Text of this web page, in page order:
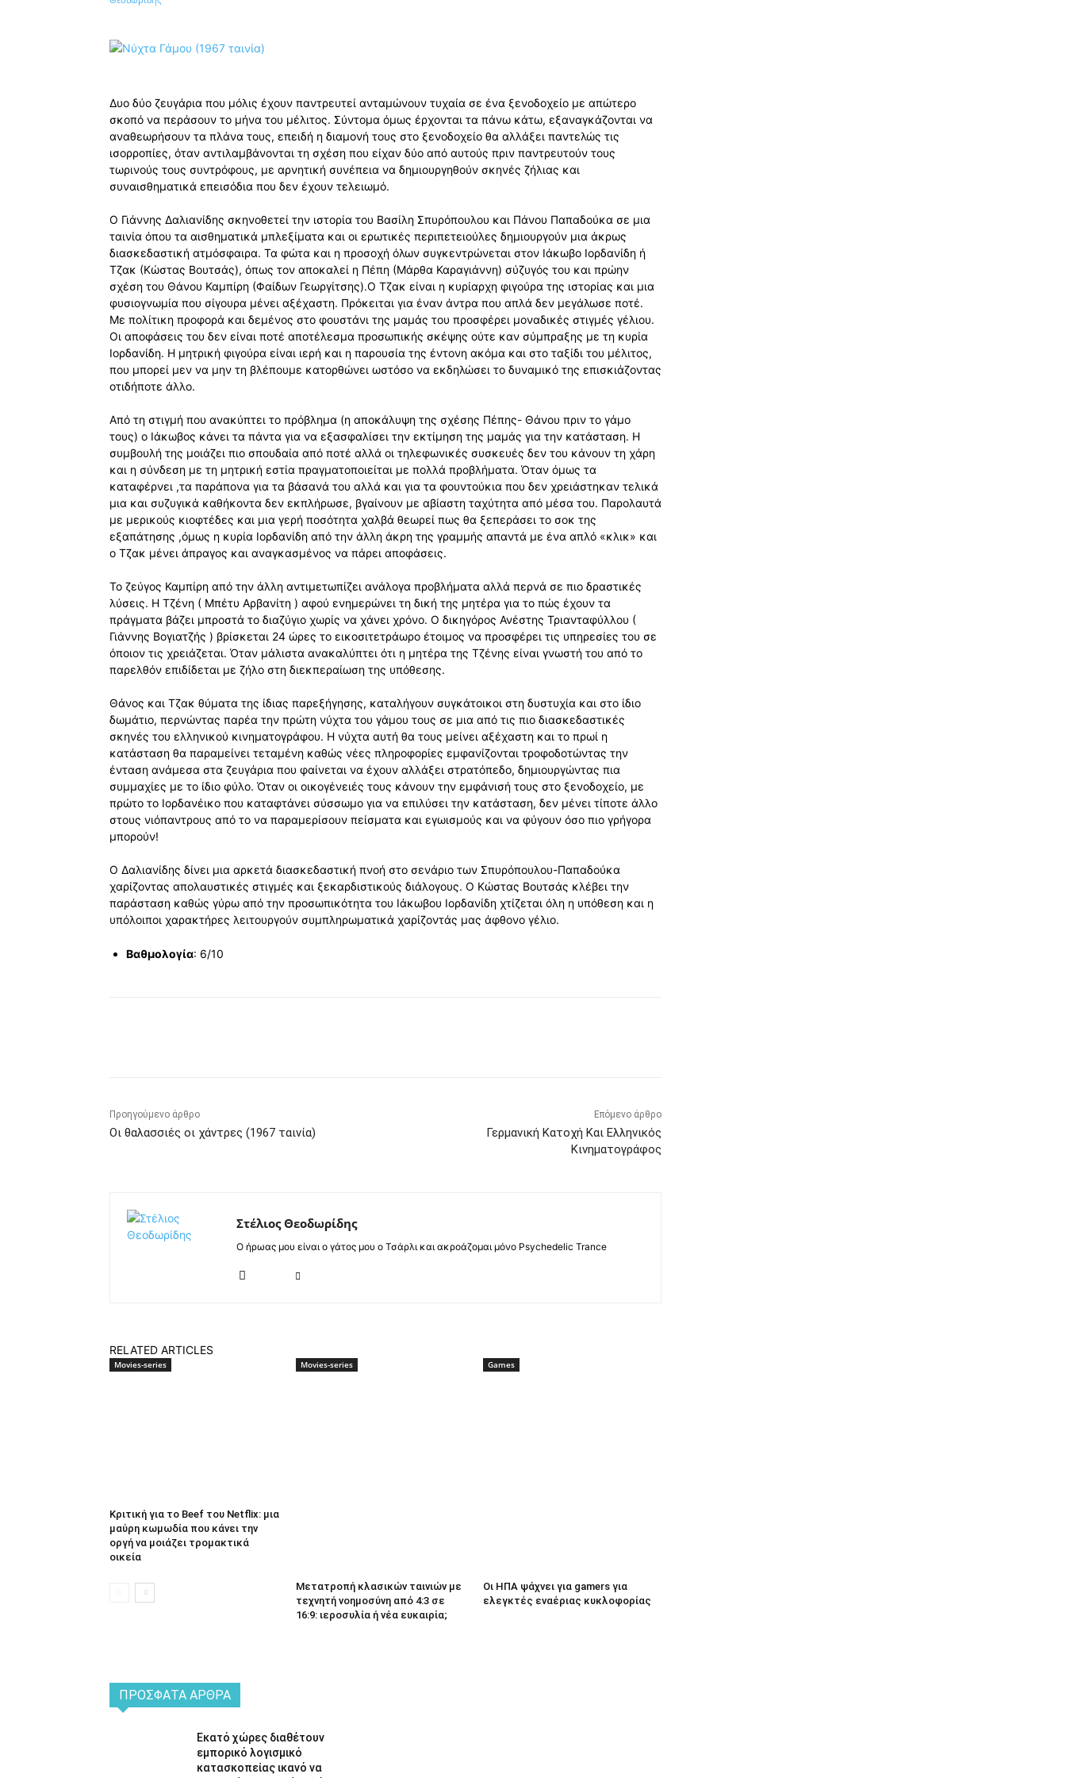
Δυο δύο ζευγάρια που μόλις έχουν παντρευτεί ανταμώνουν τυχαία σε ένα ξενοδοχείο με απώτερο
σκοπό να περάσουν το μήνα του μέλιτος. Σύντομα όμως έρχονται τα πάνω κάτω, εξαναγκάζονται να
αναθεωρήσουν τα πλάνα τους, επειδή η διαμονή τους στο ξενοδοχείο θα αλλάξει παντελώς τις
ισορροπίες, όταν αντιλαμβάνονται τη σχέση που είχαν δύο από αυτούς πριν παντρευτούν τους
τωρινούς τους συντρόφους, με αρνητική συνέπεια να δημιουργηθούν σκηνές ζήλιας και
συναισθηματικά επεισόδια που δεν έχουν τελειωμό.
Ο Γιάννης Δαλιανίδης σκηνοθετεί την ιστορία του Βασίλη Σπυρόπουλου και Πάνου Παπαδούκα σε μια
ταινία όπου τα αισθηματικά μπλεξίματα και οι ερωτικές περιπετειούλες δημιουργούν μια άκρως
διασκεδαστική ατμόσφαιρα. Τα φώτα και η προσοχή όλων συγκεντρώνεται στον Ιάκωβο Ιορδανίδη ή
Τζακ (Κώστας Βουτσάς), όπως τον αποκαλεί η Πέπη (Μάρθα Καραγιάννη) σύζυγός του και πρώην
σχέση του Θάνου Καμπίρη (Φαίδων Γεωργίτσης).Ο Τζακ είναι η κυρίαρχη φιγούρα της ιστορίας και μια
φυσιογνωμία που σίγουρα μένει αξέχαστη. Πρόκειται για έναν άντρα που απλά δεν μεγάλωσε ποτέ.
Με πολίτικη προφορά και δεμένος στο φουστάνι της μαμάς του προσφέρει μοναδικές στιγμές γέλιου.
Οι αποφάσεις του δεν είναι ποτέ αποτέλεσμα προσωπικής σκέψης ούτε καν σύμπραξης με τη κυρία
Ιορδανίδη. Η μητρική φιγούρα είναι ιερή και η παρουσία της έντονη ακόμα και στο ταξίδι του μέλιτος,
που μπορεί μεν να μην τη βλέπουμε κατορθώνει ωστόσο να εκδηλώσει το δυναμικό της επισκιάζοντας
οτιδήποτε άλλο.
Από τη στιγμή που ανακύπτει το πρόβλημα (η αποκάλυψη της σχέσης Πέπης- Θάνου πριν το γάμο
τους) ο Ιάκωβος κάνει τα πάντα για να εξασφαλίσει την εκτίμηση της μαμάς για την κατάσταση. Η
συμβουλή της μοιάζει πιο σπουδαία από ποτέ αλλά οι τηλεφωνικές συσκευές δεν του κάνουν τη χάρη
και η σύνδεση με τη μητρική εστία πραγματοποιείται με πολλά προβλήματα. Όταν όμως τα
καταφέρνει ,τα παράπονα για τα βάσανά του αλλά και για τα φουντούκια που δεν χρειάστηκαν τελικά
μια και συζυγικά καθήκοντα δεν εκπλήρωσε, βγαίνουν με αβίαστη ταχύτητα από μέσα του. Παρολαυτά
με μερικούς κιοφτέδες και μια γερή ποσότητα χαλβά θεωρεί πως θα ξεπεράσει το σοκ της
εξαπάτησης ,όμως η κυρία Ιορδανίδη από την άλλη άκρη της γραμμής απαντά με ένα απλό «κλικ» και
ο Τζακ μένει άπραγος και αναγκασμένος να πάρει αποφάσεις.
Το ζεύγος Καμπίρη από την άλλη αντιμετωπίζει ανάλογα προβλήματα αλλά περνά σε πιο δραστικές
λύσεις. Η Τζένη ( Μπέτυ Αρβανίτη ) αφού ενημερώνει τη δική της μητέρα για το πώς έχουν τα
πράγματα βάζει μπροστά το διαζύγιο χωρίς να χάνει χρόνο. Ο δικηγόρος Ανέστης Τριανταφύλλου (
Γιάννης Βογιατζής ) βρίσκεται 24 ώρες το εικοσιτετράωρο έτοιμος να προσφέρει τις υπηρεσίες του σε
όποιον τις χρειάζεται. Όταν μάλιστα ανακαλύπτει ότι η μητέρα της Τζένης είναι γνωστή του από το
παρελθόν επιδίδεται με ζήλο στη διεκπεραίωση της υπόθεσης.
Θάνος και Τζακ θύματα της ίδιας παρεξήγησης, καταλήγουν συγκάτοικοι στη δυστυχία και στο ίδιο
δωμάτιο, περνώντας παρέα την πρώτη νύχτα του γάμου τους σε μια από τις πιο διασκεδαστικές
σκηνές του ελληνικού κινηματογράφου. Η νύχτα αυτή θα τους μείνει αξέχαστη και το πρωί η
κατάσταση θα παραμείνει τεταμένη καθώς νέες πληροφορίες εμφανίζονται τροφοδοτώντας την
ένταση ανάμεσα στα ζευγάρια που φαίνεται να έχουν αλλάξει στρατόπεδο, δημιουργώντας πια
συμμαχίες με το ίδιο φύλο. Όταν οι οικογένειές τους κάνουν την εμφάνισή τους στο ξενοδοχείο, με
πρώτο το Ιορδανέικο που καταφτάνει σύσσωμο για να επιλύσει την κατάσταση, δεν μένει τίποτε άλλο
στους νιόπαντρους από το να παραμερίσουν πείσματα και εγωισμούς και να φύγουν όσο πιο γρήγορα
μπορούν!
Ο Δαλιανίδης δίνει μια αρκετά διασκεδαστική πνοή στο σενάριο των Σπυρόπουλου-Παπαδούκα
χαρίζοντας απολαυστικές στιγμές και ξεκαρδιστικούς διάλογους. Ο Κώστας Βουτσάς κλέβει την
παράσταση καθώς γύρω από την προσωπικότητα του Ιάκωβου Ιορδανίδη χτίζεται όλη η υπόθεση και η
υπόλοιποι χαρακτήρες λειτουργούν συμπληρωματικά χαρίζοντάς μας άφθονο γέλιο.
Βαθμολογία: 6/10
Προηγούμενο άρθρο
Οι θαλασσιές οι χάντρες (1967 ταινία)
Επόμενο άρθρο
Γερμανική Κατοχή Και Ελληνικός
Κινηματογράφος
Στέλιος Θεοδωρίδης
Ο ήρωας μου είναι ο γάτος μου ο Τσάρλι και ακροάζομαι μόνο Psychedelic Trance
RELATED ARTICLES
Movies-series
Κριτική για το Beef του Netflix: μια
μαύρη κωμωδία που κάνει την
οργή να μοιάζει τρομακτικά
οικεία
Movies-series
Μετατροπή κλασικών ταινιών με
τεχνητή νοημοσύνη από 4:3 σε
16:9: ιεροσυλία ή νέα ευκαιρία;
Games
Οι ΗΠΑ ψάχνει για gamers για
ελεγκτές εναέριας κυκλοφορίας
ΠΡΌΣΦΑΤΑ ΆΡΘΡΑ
Εκατό χώρες διαθέτουν
εμπορικό λογισμικό
κατασκοπείας ικανό να